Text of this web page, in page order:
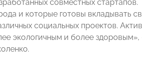
совместных стартапов.
и которые готовы вкладывать
социальных проектов. Актив
экологичным и более здоровым»,